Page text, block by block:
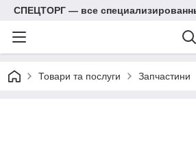
СПЕЦТОРГ — все
Товари та послуги Запчастини